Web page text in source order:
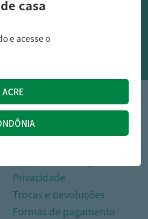
no Whasapp!
OFERTAS
DÚVIDAS FREQUENTES
Privacidade
Trocas e devoluções
Formas de pagamento
casa
e acesse o